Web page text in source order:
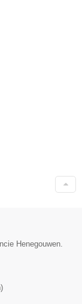
Henegouwen.
)